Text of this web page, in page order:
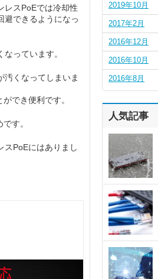
レスPoEでは冷却性
避できるようになっ
っています。
汚くなってしまいま
でき便利です。
す。
スPoEにはありまし
2019年10月
2017年2月
2016年12月
2016年10月
2016年8月
人気記事